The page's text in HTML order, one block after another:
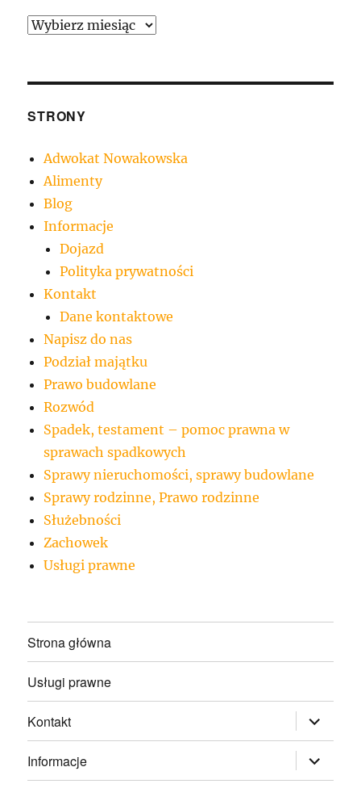
Archiwa
STRONY
Adwokat Nowakowska
Alimenty
Blog
Informacje
Dojazd
Polityka prywatności
Kontakt
Dane kontaktowe
Napisz do nas
Podział majątku
Prawo budowlane
Rozwód
Spadek, testament – pomoc prawna w
sprawach spadkowych
Sprawy nieruchomości, sprawy budowlane
Sprawy rodzinne, Prawo rodzinne
Służebności
Zachowek
Usługi prawne
Strona główna
Usługi prawne
Kontakt rozwiń
menu
potomne
Informacje
rozwiń
menu
potomne